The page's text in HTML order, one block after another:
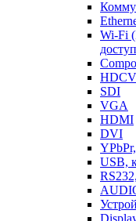
Wi-Fi
SDI
VGA
HDMI
DVI
USB,